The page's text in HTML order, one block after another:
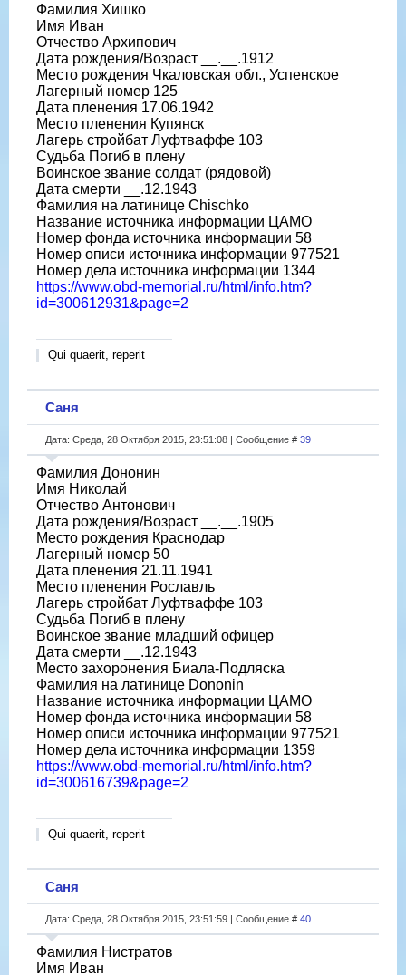
Фамилия Хишко
Имя Иван
Отчество Архипович
Дата рождения/Возраст __.__.1912
Место рождения Чкаловская обл., Успенское
Лагерный номер 125
Дата пленения 17.06.1942
Место пленения Купянск
Лагерь стройбат Луфтваффе 103
Судьба Погиб в плену
Воинское звание солдат (рядовой)
Дата смерти __.12.1943
Фамилия на латинице Chischko
Название источника информации ЦАМО
Номер фонда источника информации 58
Номер описи источника информации 977521
Номер дела источника информации 1344
https://www.obd-memorial.ru/html/info.htm?
id=300612931&page=2
Qui quaerit, reperit
Саня
Дата: Среда, 28 Октября 2015, 23:51:08 | Сообщение # 39
Фамилия Дононин
Имя Николай
Отчество Антонович
Дата рождения/Возраст __.__.1905
Место рождения Краснодар
Лагерный номер 50
Дата пленения 21.11.1941
Место пленения Рославль
Лагерь стройбат Луфтваффе 103
Судьба Погиб в плену
Воинское звание младший офицер
Дата смерти __.12.1943
Место захоронения Биала-Подляска
Фамилия на латинице Dononin
Название источника информации ЦАМО
Номер фонда источника информации 58
Номер описи источника информации 977521
Номер дела источника информации 1359
https://www.obd-memorial.ru/html/info.htm?
id=300616739&page=2
Qui quaerit, reperit
Саня
Дата: Среда, 28 Октября 2015, 23:51:59 | Сообщение # 40
Фамилия Нистратов
Имя Иван